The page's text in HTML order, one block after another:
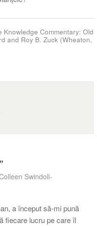
Knowledge Commentary: Old
and Roy B. Zuck (Wheaton,
Swindoll-
a început să-mi pună
fiecare lucru pe care îl